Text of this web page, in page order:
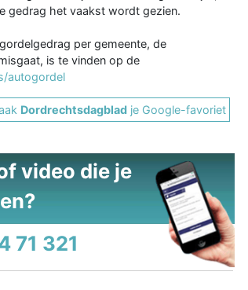
gedrag het vaakst wordt gezien.
per gemeente, de
is te vinden op de
autogordel
Dordrechtsdagblad je Google-favoriet
video die je
71 321